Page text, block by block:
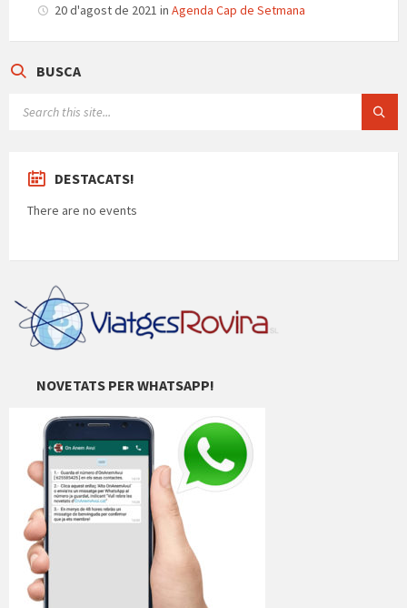
20 d'agost de 2021 in Agenda Cap de Setmana
BUSCA
DESTACATS!
There are no events
NOVETATS PER WHATSAPP!